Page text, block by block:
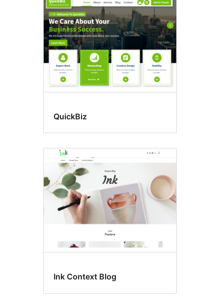
ロ
グ
QuickBiz
Ink Context Blog